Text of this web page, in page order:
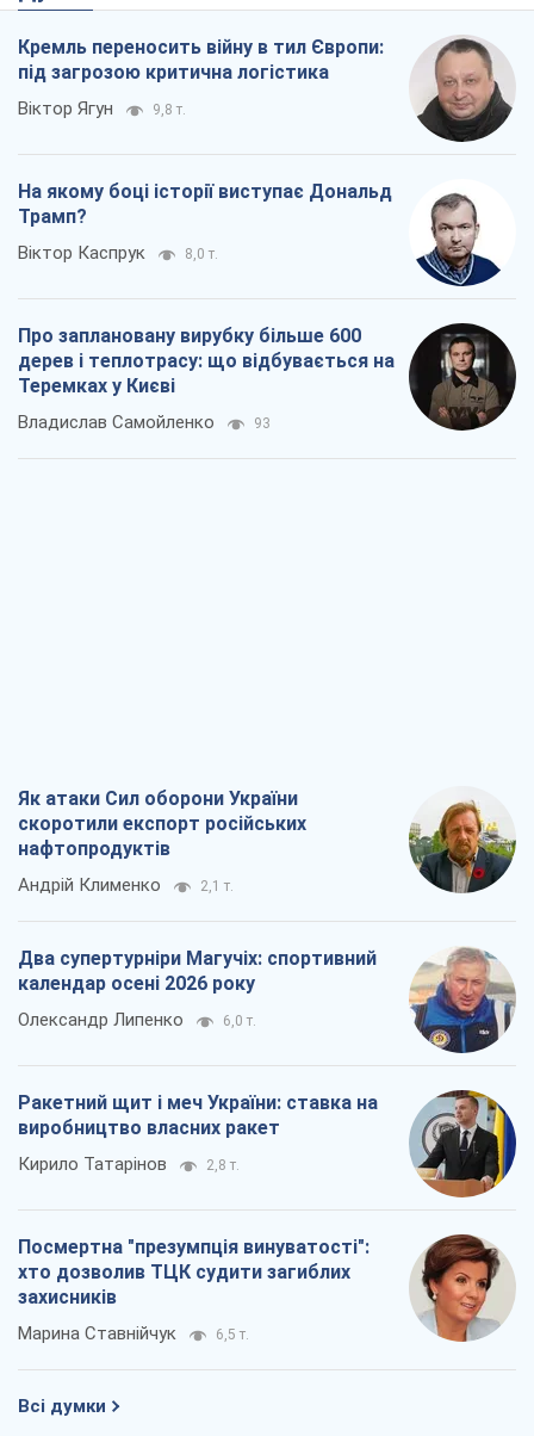
Кремль переносить війну в тил Європи:
під загрозою критична логістика
Віктор Ягун 9,8 т.
На якому боці історії виступає Дональд
Трамп?
Віктор Каспрук 8,0 т.
Про заплановану вирубку більше 600
дерев і теплотрасу: що відбувається на
Теремках у Києві
Владислав Самойленко 93
Як атаки Сил оборони України
скоротили експорт російських
нафтопродуктів
Андрій Клименко 2,1 т.
Два супертурніри Магучіх: спортивний
календар осені 2026 року
Олександр Липенко 6,0 т.
Ракетний щит і меч України: ставка на
виробництво власних ракет
Кирило Татарінов 2,8 т.
Посмертна "презумпція винуватості":
хто дозволив ТЦК судити загиблих
захисників
Марина Ставнійчук 6,5 т.
Всі думки